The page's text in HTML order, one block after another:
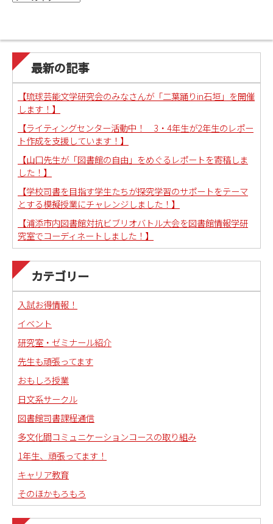
最新の記事
【琉球芸能文学研究会のみなさんが「二葉踊りin石垣」を開催
します！】
【ライティングセンター活動中！ 3・4年生が2年生のレポー
ト作成を支援しています！】
【山口先生が「図書館の自由」をめぐるレポートを寄稿しま
した！】
【学校司書を目指す学生たちが探究学習のサポートをテーマ
とする模擬授業にチャレンジしました！】
【浦添市内図書館対抗ビブリオバトル大会を図書館情報学研
究室でコーディネートしました！】
カテゴリー
入試お得情報！
イベント
研究室・ゼミナール紹介
先生も頑張ってます
おもしろ授業
日文系サークル
図書館司書課程通信
多文化間コミュニケーションコースの取り組み
1年生、頑張ってます！
キャリア教育
そのほかもろもろ